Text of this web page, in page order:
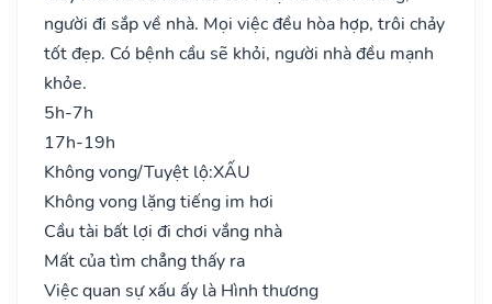
người đi sắp về nhà. Mọi việc đều hòa hợp, trôi chảy
tốt đẹp. Có bệnh cầu sẽ khỏi, người nhà đều mạnh
khỏe.
5h-7h
17h-19h
Không vong/Tuyệt lộ:XẤU
Không vong lặng tiếng im hơi
Cầu tài bất lợi đi chơi vắng nhà
Mất của tìm chẳng thấy ra
Việc quan sự xấu ấy là Hình thương